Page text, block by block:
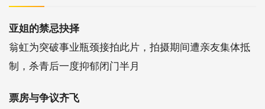
亚姐的禁忌抉择
翁虹为突破事业瓶颈接拍此片，拍摄期间遭亲友集体抵
制，杀青后一度抑郁闭门半月
票房与争议齐飞